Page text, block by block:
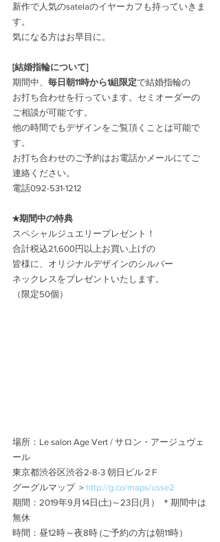
新作で人気のsatelaのイヤーカフも持っていきま
す。
気になる方はお早目に。
[結婚指輪について]
期間中、 毎日朝11時から1組限定で結婚指輪の
お打ち合わせを行っています。セミオーダーの
ご相談が可能です。
他の時間でもデザインをご覧頂くことは可能で
す。
お打ち合わせのご予約はお電話かメールにてご
連絡ください。
電話092-531-1212
★期間中の特典
スペシャルジュエリープレゼント！
合計税込21,600円以上お買い上げの
皆様に、オリジナルデザインのシルバー
ネックレスをプレゼントいたします。
（限定50個）
場所：Le salon Age Vert / サロン・アージュヴェ
ール
東京都渋谷区渋谷2-8-3 朝日ビル２F
グーグルマップ ＞ http://g.co/maps/usse2
期間：2019年9月14日(土)～23日(月） ＊期間中は
無休
時間：昼12時～夜8時 (ご予約の方は朝11時）